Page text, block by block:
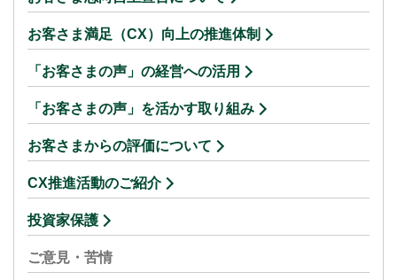
お客さま満足（CX）向上の推進体制
「お客さまの声」の経営への活用
「お客さまの声」を活かす取り組み
お客さまからの評価について
CX推進活動のご紹介
投資家保護
ご意見・苦情